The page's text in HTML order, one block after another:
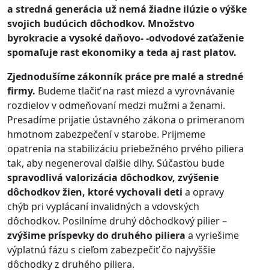
a stredná generácia už nemá žiadne ilúzie o výške
svojich budúcich dôchodkov. Množstvo
byrokracie a vysoké daňovo- -odvodové zaťaženie
spomaľuje rast ekonomiky a teda aj rast platov.
Zjednodušíme zákonník práce pre malé a stredné
firmy. Budeme tlačiť na rast miezd a vyrovnávanie
rozdielov v odmeňovaní medzi mužmi a ženami.
Presadíme prijatie ústavného zákona o primeranom
hmotnom zabezpečení v starobe. Prijmeme
opatrenia na stabilizáciu priebežného prvého piliera
tak, aby negeneroval ďalšie dlhy. Súčasťou bude
spravodlivá valorizácia dôchodkov, zvýšenie
dôchodkov žien, ktoré vychovali deti a opravy
chýb pri vyplácaní invalidných a vdovských
dôchodkov. Posilníme druhý dôchodkový pilier –
zvýšime príspevky do druhého piliera a vyriešime
výplatnú fázu s cieľom zabezpečiť čo najvyššie
dôchodky z druhého piliera.